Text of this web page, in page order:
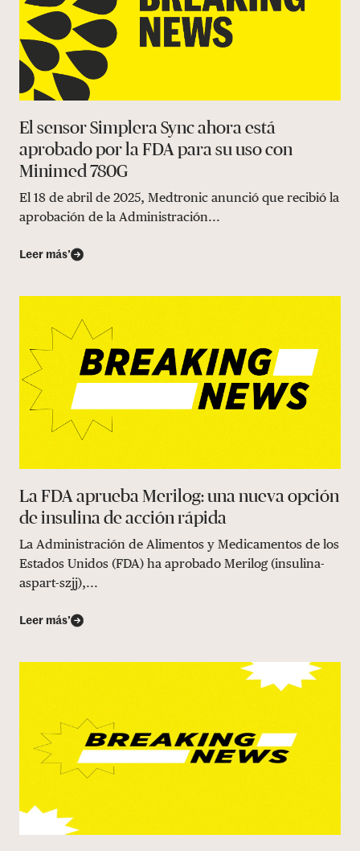
El sensor Simplera Sync ahora está
aprobado por la FDA para su uso con
Minimed 780G
El 18 de abril de 2025, Medtronic anunció que recibió la
aprobación de la Administración...
Leer más’
La FDA aprueba Merilog: una nueva opción
de insulina de acción rápida
La Administración de Alimentos y Medicamentos de los
Estados Unidos (FDA) ha aprobado Merilog (insulina-
aspart-szjj),...
Leer más’